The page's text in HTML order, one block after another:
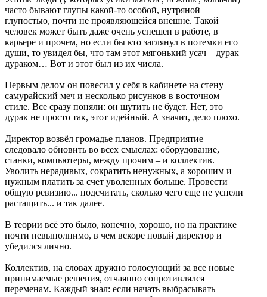
часто бывают глупы какой-то особой, нутряной
глупостью, почти не проявляющейся внешне. Такой
человек может быть даже очень успешен в работе, в
карьере и прочем, но если бы кто заглянул в потемки его
души, то увидел бы, что там этот мягонький усач – дурак
дураком… Вот и этот был из их числа.
Первым делом он повесил у себя в кабинете на стену
самурайский меч и несколько рисунков в восточном
стиле. Все сразу поняли: он шутить не будет. Нет, это
дурак не просто так, этот идейный. А значит, дело плохо.
Директор возвёл громадье планов. Предприятие
следовало обновить во всех смыслах: оборудование,
станки, компьютеры, между прочим – и коллектив.
Уволить нерадивых, сократить ненужных, а хорошим и
нужным платить за счет уволенных больше. Провести
общую ревизию... подсчитать, сколько чего еще не успели
растащить... и так далее.
В теории всё это было, конечно, хорошо, но на практике
почти невыполнимо, в чем вскоре новый директор и
убедился лично.
Коллектив, на словах дружно голосующий за все новые
принимаемые решения, отчаянно сопротивлялся
переменам. Каждый знал: если начать выбрасывать